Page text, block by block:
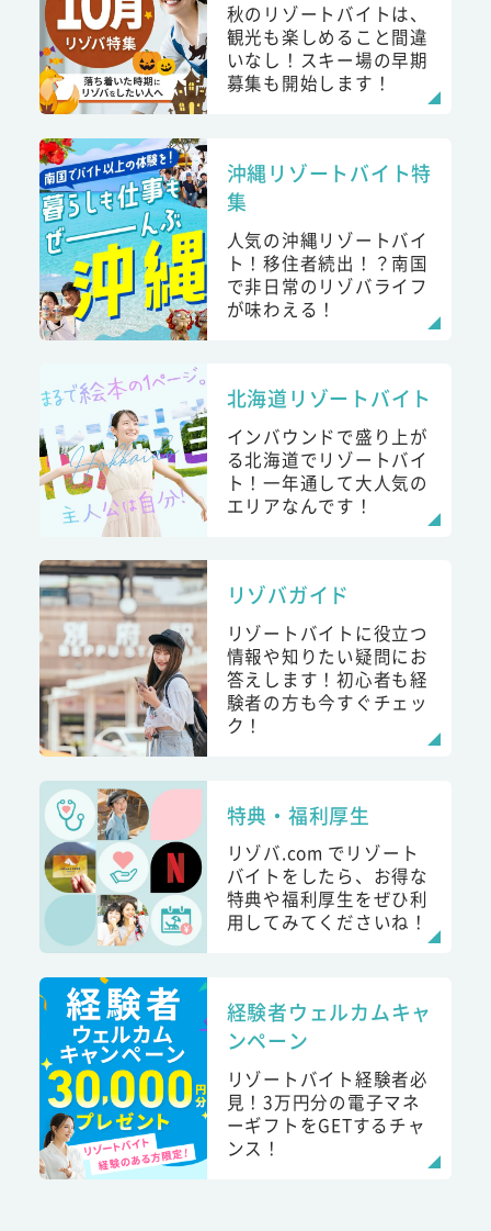
秋のリゾートバイトは、
観光も楽しめること間違
いなし！スキー場の早期
募集も開始します！
沖縄リゾートバイト特
集
人気の沖縄リゾートバイ
ト！移住者続出！？南国
で非日常のリゾバライフ
が味わえる！
北海道リゾートバイト
インバウンドで盛り上が
る北海道でリゾートバイ
ト！一年通して大人気の
エリアなんです！
リゾバガイド
リゾートバイトに役立つ
情報や知りたい疑問にお
答えします！初心者も経
験者の方も今すぐチェッ
ク！
特典・福利厚生
リゾバ.com でリゾート
バイトをしたら、お得な
特典や福利厚生をぜひ利
用してみてくださいね！
経験者ウェルカムキャ
ンペーン
リゾートバイト経験者必
見！3万円分の電子マネ
ーギフトをGETするチャ
ンス！